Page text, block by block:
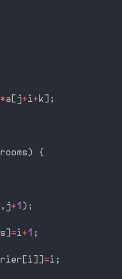
*a [ j+i+k] ;
)
{
, j+1 ) ;
] =i+1 ;
[i] ] =i ;